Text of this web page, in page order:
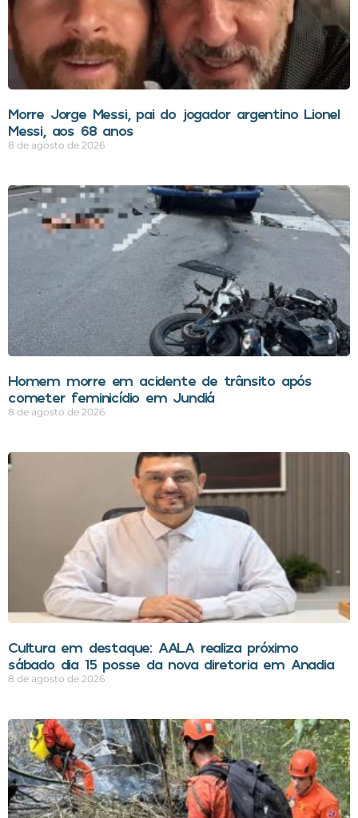
Morre Jorge Messi, pai do jogador argentino Lionel
Messi, aos 68 anos
8 de agosto de 2026
Homem morre em acidente de trânsito após
cometer feminicídio em Jundiá
8 de agosto de 2026
Cultura em destaque: AALA realiza próximo
sábado dia 15 posse da nova diretoria em Anadia
8 de agosto de 2026